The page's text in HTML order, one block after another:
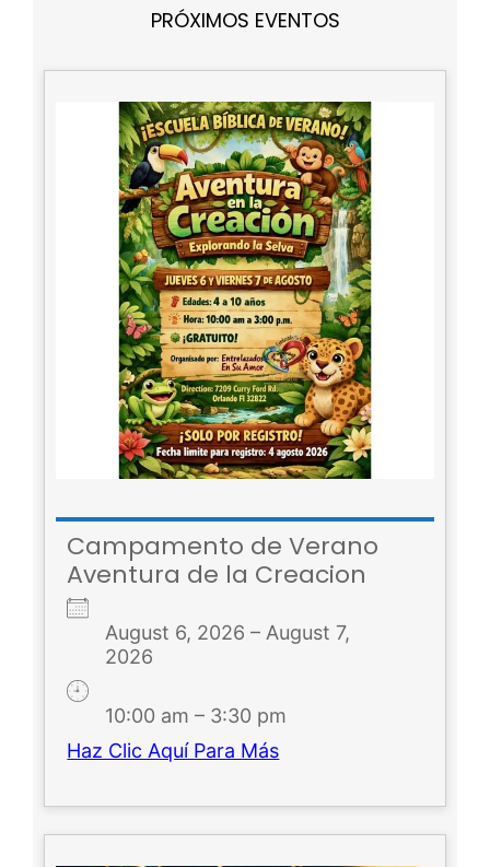
PRÓXIMOS EVENTOS
Campamento de Verano
Aventura de la Creacion
August 6, 2026 – August 7,
2026
10:00 am – 3:30 pm
Haz Clic Aquí Para Más